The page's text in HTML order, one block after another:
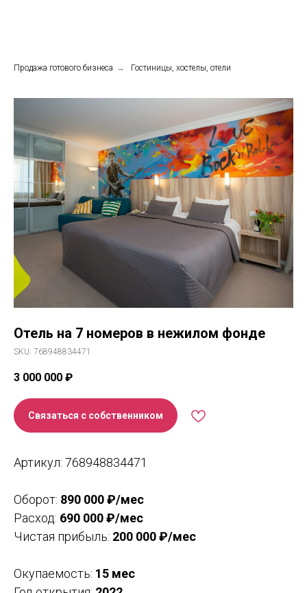
Продажа готового бизнеса → Гостиницы, хостелы, отели
Отель на 7 номеров в нежилом фонде
SKU: 768948834471
3 000 000 ₽
Связаться с собственником
Артикул: 768948834471
Оборот: 890 000 ₽/мес
Расход: 690 000 ₽/мес
Чистая прибыль: 200 000 ₽/мес
Окупаемость: 15 мес